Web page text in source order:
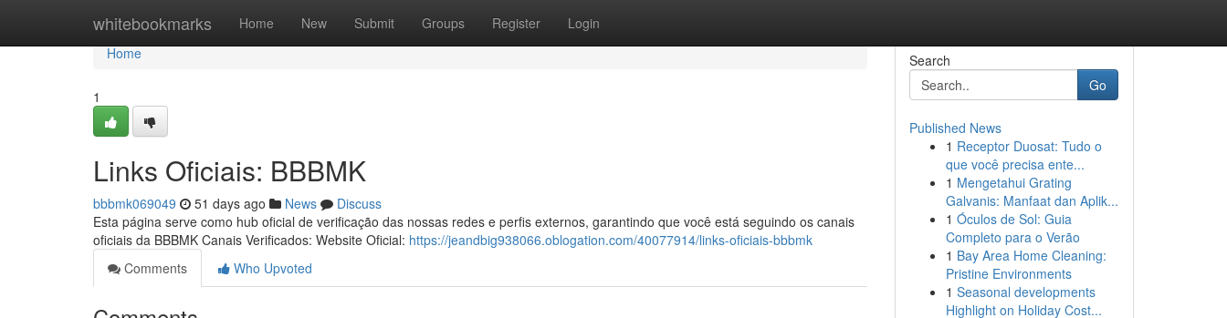
whitebookmarks Home New Submit Groups Register Login
Home
Home
1
Links Oficiais: BBBMK
bbbmk069049 51 days ago News
Discuss
Esta página serve como hub oficial de verificação das nossas redes e perfis externos, garantindo que você está seguindo os canais
oficiais da BBBMK Canais Verificados: Website Oficial: https://jeandbig938066.oblogation.com/40077914/links-oficiais-bbbmk
Comments
Who Upvoted
Search
Go
Published News
1 Receptor Duosat: Tudo o
que você precisa ente...
1 Mengetahui Grating
Galvanis: Manfaat dan Aplik...
1 Óculos de Sol: Guia
Completo para o Verão
1 Bay Area Home Cleaning:
Pristine Environments
1 Seasonal developments
Highlight on Holiday Cost...